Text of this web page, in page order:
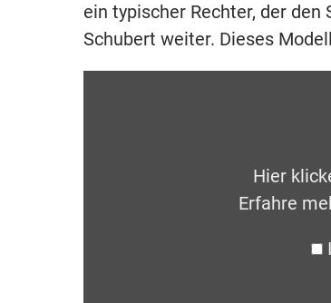
ein typischer Rechter, der
Schubert weiter. Dieses
Hier
Erfahre